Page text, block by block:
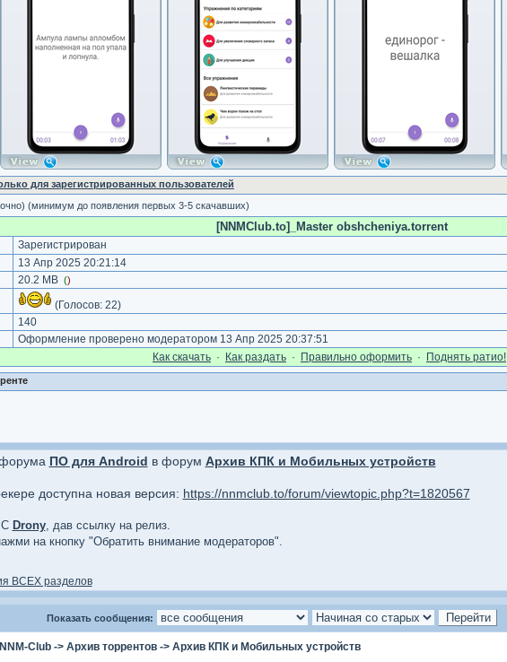
для зарегистрированных пользователей
(минимум до появления первых 3-5 скачавших)
[NNMClub.to]_Master obshcheniya.torrent
Зарегистрирован
13 Апр 2025 20:21:14
20.2 MB ()
(Голосов: 22)
140
Оформление проверено модератором 13 Апр 2025 20:37:51
Как cкачать · Как раздать · Правильно оформить · Поднять ратио!
ПО для Android в форум Архив КПК и Мобильных устройств
доступна новая версия: https://nnmclub.to/forum/viewtopic.php?t=1820567
Drony, дав ссылку на релиз.
на кнопку "Обратить внимание модераторов".
ВСЕХ разделов
Показать сообщения:
Club-> Архив торрентов-> Архив КПК и Мобильных устройств